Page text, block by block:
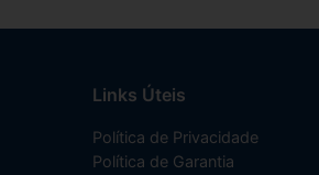
Links Úteis
Política de Privacidade
Política de Garantia